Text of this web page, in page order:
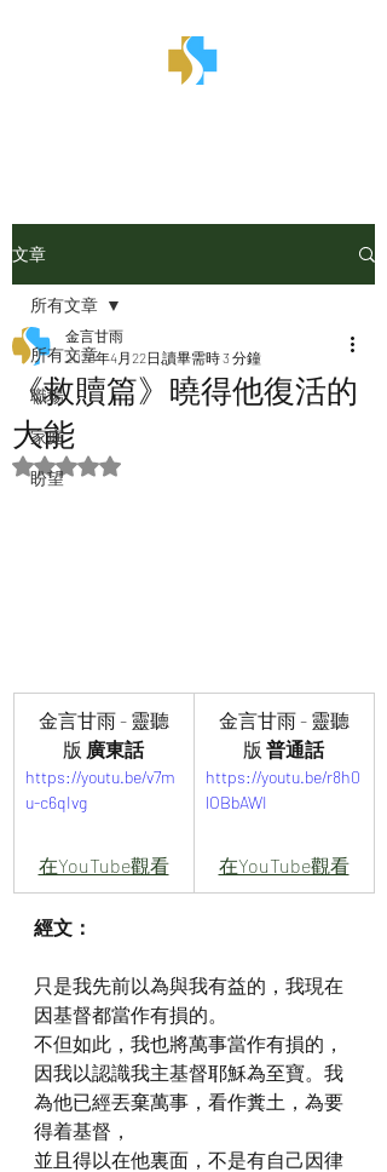
文章
所有文章
職場
家庭
盼望
所有文章
《救贖篇》曉得他復活的
大能
金言甘雨
2025年4月22日 讀畢需時 3 分鐘
評等為 NaN（最高為 5 顆星）。
金言甘雨 - 靈聽
版 廣東話
https://youtu.be/v7m
u-c6qIvg
在YouTube觀看
金言甘雨 - 靈聽
版 普通話
https://youtu.be/r8h0
lOBbAWI
在YouTube觀看
經文：
只是我先前以為與我有益的，我現在
因基督都當作有損的。
不但如此，我也將萬事當作有損的，
因我以認識我主基督耶穌為至寶。我
為他已經丟棄萬事，看作糞土，為要
得着基督，
並且得以在他裏面，不是有自己因律